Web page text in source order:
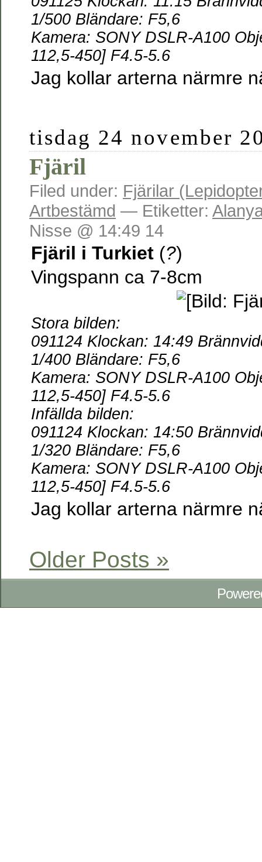
1/500 Bländare: F5,6
Kamera: SONY DSLR-A100
112,5-450] F4.5-5.6
Jag kollar arterna närmre
tisdag 24 november
Fjäril
Filed under: Fjärilar
Artbestämd — Etiketter:
Nisse @ 14:49 14
Fjäril i Turkiet (?)
Vingspann ca 7-8cm
Stora bilden:
091124 Klockan: 14:49
1/400 Bländare: F5,6
Kamera: SONY DSLR-A100
112,5-450] F4.5-5.6
Infällda bilden:
091124 Klockan: 14:50
1/320 Bländare: F5,6
Kamera: SONY DSLR-A100
112,5-450] F4.5-5.6
Jag kollar arterna närmre
Older Posts »